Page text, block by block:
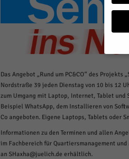
Das Angebot „Rund um PC&CO“ des
Nordstraße 39 jeden Dienstag von 10 bis 12
zum Umgang mit Laptop, Internet, Tablet und
Beispiel WhatsApp, dem Installieren von
Co angeboten. Eigene Laptops, Tablets oder
Informationen zu den Terminen und allen
im Fachbereich für Quartiersmanagement
an SHaxha@juelich.de erhältlich.
Wir
sind
B. für
Hier